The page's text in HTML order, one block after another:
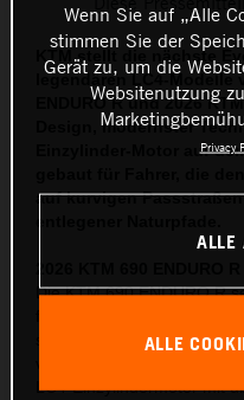
KTM stellt die nächste
legendären LC4-Modelle
ENDURO R und 2026
Design, modernster
Einzylinder-Motor auf
auf kurvigen
Die KTM 690 ENDURO R
steigern und gleichzeitig
LC4-Einzylindermotor mit
Wenn Sie auf „Alle
stimmen Sie der
Gerät zu, um die
Websitenutzung
Privacy
ALLE
ALLE